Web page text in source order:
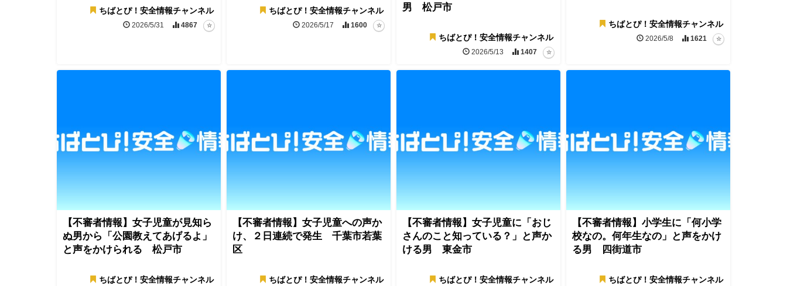
ちばとぴ！安全情報チャンネル
2026/5/31 4867
ちばとぴ！安全情報チャンネル
2026/5/17 1600
男 松戸市
ちばとぴ！安全情報チャンネル
2026/5/13 1407
ちばとぴ！安全情報チャンネル
2026/5/8 1621
【不審者情報】女子児童が見知ら
ぬ男から「公園教えてあげるよ」
と声をかけられる 松戸市
ちばとぴ！安全情報チャンネル
【不審者情報】女子児童への声か
け、２日連続で発生 千葉市若葉
区
ちばとぴ！安全情報チャンネル
【不審者情報】女子児童に「おじ
さんのこと知っている？」と声か
ける男 東金市
ちばとぴ！安全情報チャンネル
【不審者情報】小学生に「何小学
校なの。何年生なの」と声をかけ
る男 四街道市
ちばとぴ！安全情報チャンネル